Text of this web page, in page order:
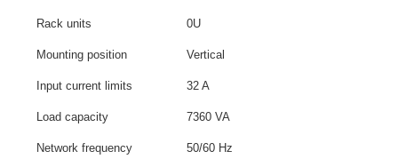
Rack units 0U
Mounting position Vertical
Input current limits 32 A
Load capacity 7360 VA
Network frequency 50/60 Hz